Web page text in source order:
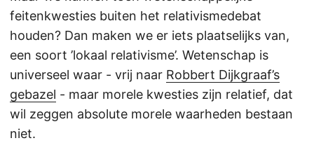
feitenkwesties buiten het relativismedebat
houden? Dan maken we er iets plaatselijks van,
een soort ’lokaal relativisme’. Wetenschap is
universeel waar - vrij naar Robbert Dijkgraaf’s
gebazel - maar morele kwesties zijn relatief, dat
wil zeggen absolute morele waarheden bestaan
niet.